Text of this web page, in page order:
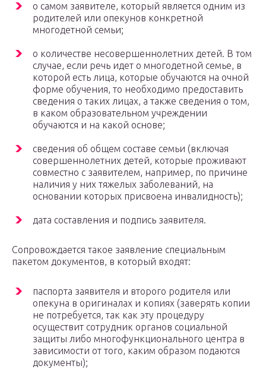
о самом заявителе, который является одним из
родителей или опекунов конкретной
многодетной семьи;
о количестве несовершеннолетних детей. В том
случае, если речь идет о многодетной семье, в
которой есть лица, которые обучаются на очной
форме обучения, то необходимо предоставить
сведения о таких лицах, а также сведения о том,
в каком образовательном учреждении
обучаются и на какой основе;
сведения об общем составе семьи (включая
совершеннолетних детей, которые проживают
совместно с заявителем, например, по причине
наличия у них тяжелых заболеваний, на
основании которых присвоена инвалидность);
дата составления и подпись заявителя.
Сопровождается такое заявление специальным
пакетом документов, в который входят:
паспорта заявителя и второго родителя или
опекуна в оригиналах и копиях (заверять копии
не потребуется, так как эту процедуру
осуществит сотрудник органов социальной
защиты либо многофункционального центра в
зависимости от того, каким образом подаются
документы);